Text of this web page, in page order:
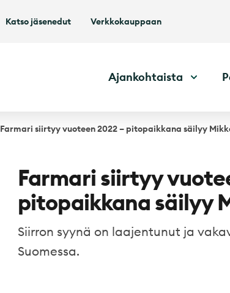
Katso jäsenedut Verkkokauppaan
Ajankohtaista
Farmari siirtyy vuoteen 2022 – pitopaikkana säilyy
Farmari siirtyy
pitopaikkana säilyy
Siirron syynä on laajentunut ja
Suomessa.